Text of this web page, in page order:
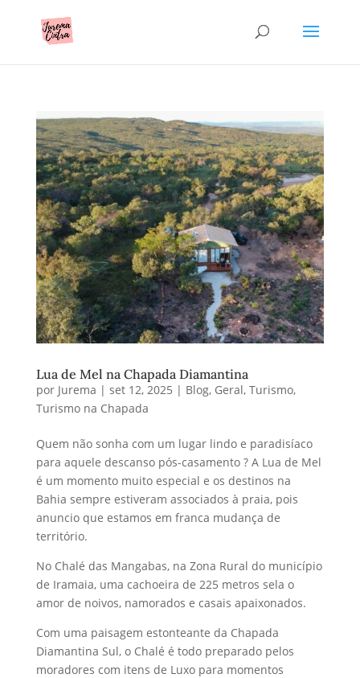
Lua de Mel na Chapada Diamantina
por Jurema | set 12, 2025 | Blog, Geral, Turismo,
Turismo na Chapada
Quem não sonha com um lugar lindo e paradisíaco
para aquele descanso pós-casamento ? A Lua de Mel
é um momento muito especial e os destinos na
Bahia sempre estiveram associados à praia, pois
anuncio que estamos em franca mudança de
território.
No Chalé das Mangabas, na Zona Rural do município
de Iramaia, uma cachoeira de 225 metros sela o
amor de noivos, namorados e casais apaixonados.
Com uma paisagem estonteante da Chapada
Diamantina Sul, o Chalé é todo preparado pelos
moradores com itens de Luxo para momentos